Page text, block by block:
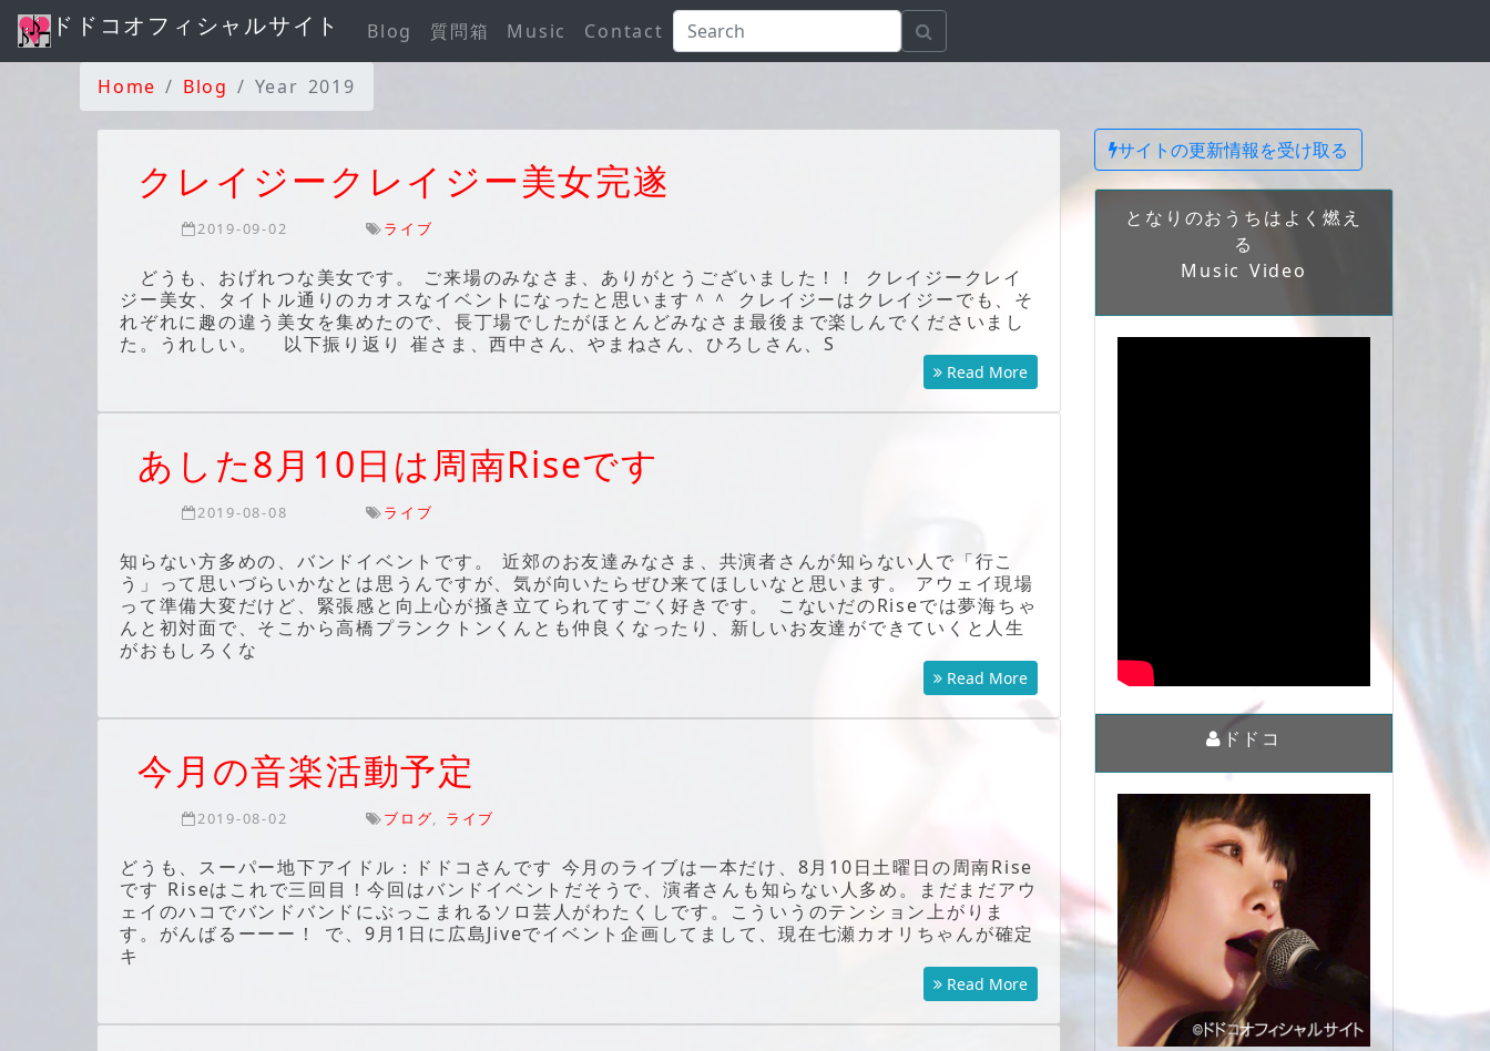
ドドコオフィシャルサイト Blog 質問箱 Music Contact
Home Blog Year 2019
クレイジークレイジー美女完遂
2019-09-02 ライブ
どうも、おげれつな美女です。 ご来場のみなさま、ありがとうございました！！ クレイジークレイ
ジー美女、タイトル通りのカオスなイベントになったと思います＾＾ クレイジーはクレイジーでも、そ
れぞれに趣の違う美女を集めたので、長丁場でしたがほとんどみなさま最後まで楽しんでくださいまし
た。うれしい。 以下振り返り 崔さま、西中さん、やまねさん、ひろしさん、S
Read More
あした8月10日は周南Riseです
2019-08-08 ライブ
知らない方多めの、バンドイベントです。 近郊のお友達みなさま、共演者さんが知らない人で「行こ
う」って思いづらいかなとは思うんですが、気が向いたらぜひ来てほしいなと思います。 アウェイ現場
って準備大変だけど、緊張感と向上心が掻き立てられてすごく好きです。 こないだのRiseでは夢海ちゃ
んと初対面で、そこから高橋プランクトンくんとも仲良くなったり、新しいお友達ができていくと人生
がおもしろくな
Read More
今月の音楽活動予定
2019-08-02 ブログ, ライブ
どうも、スーパー地下アイドル：ドドコさんです 今月のライブは一本だけ、8月10日土曜日の周南Rise
です Riseはこれで三回目！今回はバンドイベントだそうで、演者さんも知らない人多め。まだまだアウ
ェイのハコでバンドバンドにぶっこまれるソロ芸人がわたくしです。こういうのテンション上がりま
す。がんばるーーー！ で、9月1日に広島Jiveでイベント企画してまして、現在七瀬カオリちゃんが確定
キ
Read More
サイトの更新情報を受け取る
となりのおうちはよく燃え
る
Music Video
ドドコ